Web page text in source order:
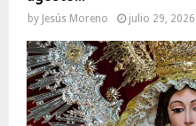
by Jesús Moreno julio 29, 2026